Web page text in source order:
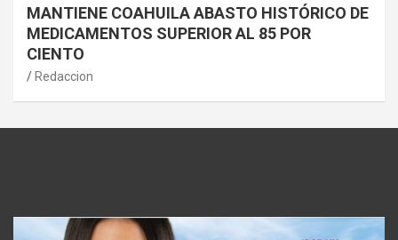
MANTIENE COAHUILA ABASTO HISTÓRICO DE
MEDICAMENTOS SUPERIOR AL 85 POR
CIENTO
Redaccion